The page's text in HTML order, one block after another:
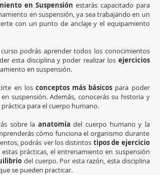
en Suspensión estarás capacitado para
en suspensión, ya sea trabajando en un
con un punto de anclaje y el equipamiento
podrás aprender todos los conocimientos
esta disciplina y poder realizar los ejercicios
en suspensión.
en losconceptos más básicos para poder
suspensión. Además, conocerás su historia y
para el cuerpo humano.
sobre la anatomía del cuerpo humano y la
cómo funciona el organismo durante
podrás ver los distintos tipos de ejercicio
prácticas, el entrenamiento en suspensión
del cuerpo. Por esta razón, esta disciplina
se pueden practicar.